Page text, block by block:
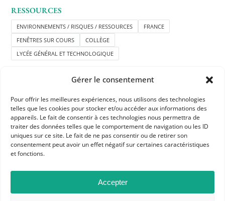
Gérer le consentement
Pour offrir les meilleures expériences, nous utilisons des technologies
telles que les cookies pour stocker et/ou accéder aux informations des
appareils. Le fait de consentir à ces technologies nous permettra de
traiter des données telles que le comportement de navigation ou les ID
uniques sur ce site. Le fait de ne pas consentir ou de retirer son
consentement peut avoir un effet négatif sur certaines caractéristiques
et fonctions.
Accepter
RESSOURCES
ENVIRONNEMENTS / RISQUES / RESSOURCES
FRANCE
FENÊTRES SUR COURS
COLLÈGE
LYCÉE GÉNÉRAL ET TECHNOLOGIQUE
APHG
Association des professeurs d'histoire et géographie
+ 33 0(1) 42 33 62 37
BP 6541 – 75065 Paris Cedex 02